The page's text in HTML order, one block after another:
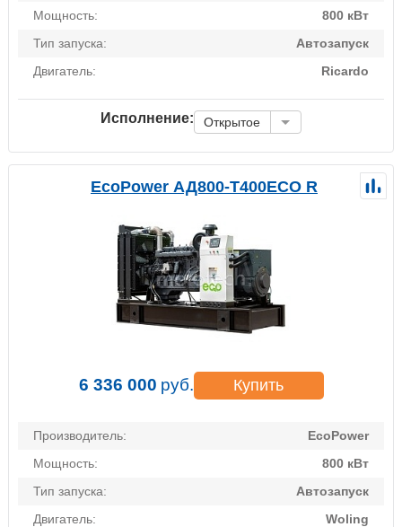
Мощность:
800 кВт
Тип запуска:
Автозапуск
Двигатель:
Ricardo
Исполнение: Открытое
EcoPower АД800-T400ECO R
6 336 000 руб. Купить
Производитель:
EcoPower
Мощность:
800 кВт
Тип запуска:
Автозапуск
Двигатель:
Woling